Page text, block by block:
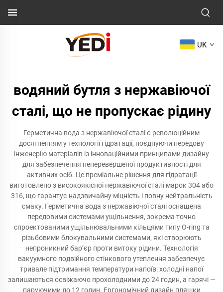
UK
водяний бутля з нержавіючої
сталі, що не пропускає рідину
Герметична вода з нержавіючої сталі є революційним
досягненням у технології гідратації, поєднуючи передову
інженерію матеріалів із інноваційними принципами дизайну
для забезпечення неперевершеної продуктивності для
активних осіб. Це преміальне рішення для гідратації
виготовлено з високоякісної нержавіючої сталі марок 304 або
316, що гарантує надзвичайну міцність і повну нейтральність
смаку. Герметична вода з нержавіючої сталі оснащена
передовими системами ущільнення, зокрема точно
спроектованими ущільнювальними кільцями типу O-ring та
різьбовими блокувальними системами, які створюють
непроникний бар’єр проти витоку рідини. Технологія
вакуумного подвійного стінкового утеплення забезпечує
тривале підтримання температури напоїв: холодні напої
залишаються освіжаючо прохолодними до 24 годин, а гарячі —
паруючими до 12 годин. Ергономічний дизайн пляшки